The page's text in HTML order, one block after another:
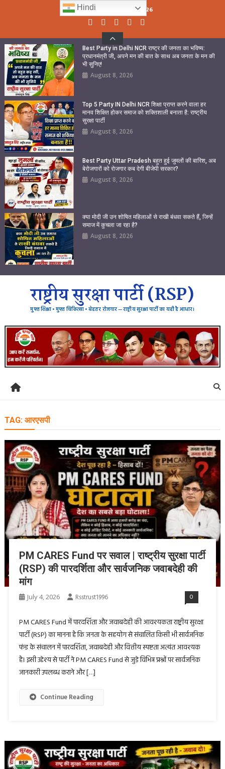
Monday, August 10, 2026
Best Party in Delhi NCR राष्ट्र की जनता का भविष्य:
प्रधानमंत्री जी, अपने मन की बात के साथ अब जनता के मन की
भी सुनिए!
August 8, 2026
Top 5 Party IN Delhi NCR शिक्षा प्राप्त करने वाला हर
मानव शिक्षित होकर समाज को शक्तिशाली बनाता है: राष्ट्रीय
सुरक्षा पार्टी
August 8, 2026
Best Party Uttar Pradesh बहुत हुई जुमलों की बारिश, अब
बेरोजगारों को रोजगार कब देगी बीजेपी सरकार?
August 8, 2026
क्या मोदी जी उन शोषित महिलाओं से राखी बंधवा सकते हैं, जिन्हें
समाज में कुचला जा रहा है?
August 8, 2026
राष्ट्रीय सुरक्षा पार्टी (RSP)
मुफ्त शिक्षा • मुफ्त चिकित्सा • बेहतर रोजगार — राष्ट्रीय सुरक्षा पार्टी का यही है आधार।
TAG: आरएसपी
PM CARES Fund पर सवाल | राष्ट्रीय सुरक्षा पार्टी
(RSP) की पारदर्शिता और सार्वजनिक जवाबदेही की
मांग
July 4, 2026 Rsstrust1996 0
PM CARES Fund में पारदर्शिता और जवाबदेही की आवश्यकता राष्ट्रीय सुरक्षा
पार्टी (RSP) का मानना है कि जनता के सहयोग से संचालित किसी भी सार्वजनिक
फंड के संचालन में पारदर्शिता, जवाबदेही और वित्तीय स्पष्टता अत्यंत आवश्यक
है। इसी उद्देश्य से पार्टी ने PM CARES Fund से जुड़े विभिन्न प्रश्नों पर सार्वजनिक
जानकारी उपलब्ध कराने और […]
Continue Reading
Hindi